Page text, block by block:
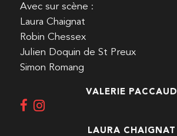
Avec sur scène :
Laura Chaignat
Robin Chessex
Julien Doquin de St Preux
Simon Romang
VALERIE PACCAUD
LAURA CHAIGNAT